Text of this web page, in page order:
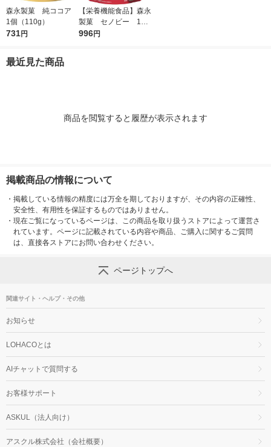
森永製菓 純ココア
1個（110g）
731円
【栄養機能食品】森永
製菓 セノビー 1袋
（180g）
996円
最近見た商品
商品を閲覧すると履歴が表示されます
掲載商品の情報について
・ 掲載している情報の精度には万全を期しておりますが、その内容の正確性、
安全性、有用性を保証するものではありません。
・ 現在ご覧になっているページは、この商品を取り扱うストアによって運営さ
れています。ページに記載されている内容や商品、ご購入に関するご質問
は、直接各ストアにお問い合わせください。
ページトップへ
関連サイト・ヘルプ・その他
お知らせ
LOHACOとは
AIチャットで質問する
お客様サポート
ASKUL（法人向け）
アスクル株式会社（会社概要）